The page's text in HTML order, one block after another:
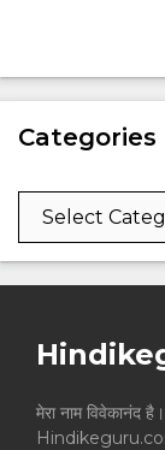
Categories
Categories
मेरा नाम विवेकानंद